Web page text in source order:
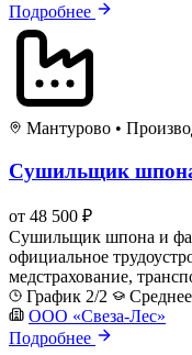
Подробнее
Мантурово •
Сушильщик
от 48 500 ₽
Сушильщик шпона и
официальное
медстрахование,
График 2/2
ООО «Свеза-Лес»
Подробнее